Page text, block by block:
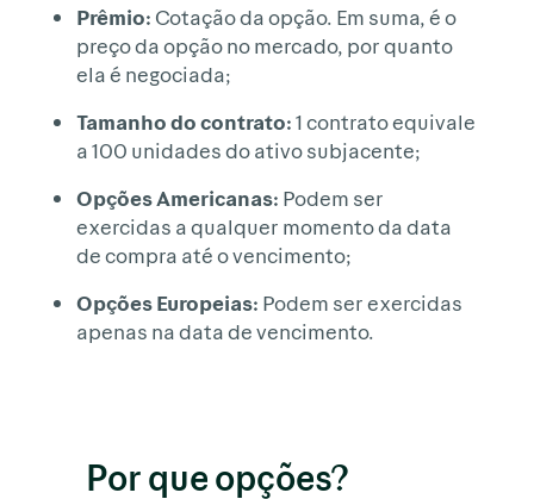
Prêmio: Cotação da opção. Em suma, é o
preço da opção no mercado, por quanto
ela é negociada;
Tamanho do contrato:1 contrato equivale
a 100 unidades do ativo subjacente;
Opções Americanas: Podem ser
exercidas a qualquer momento da data
de compra até o vencimento;
Opções Europeias: Podem ser exercidas
apenas na data de vencimento.
Por que opções?